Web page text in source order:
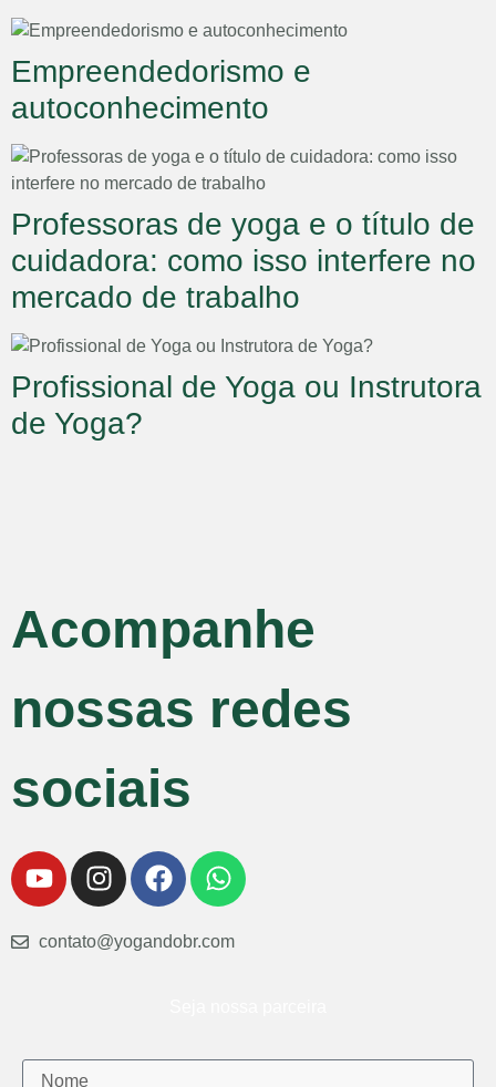
Empreendedorismo e
autoconhecimento
Professoras de yoga e o título de
cuidadora: como isso interfere no
mercado de trabalho
Profissional de Yoga ou Instrutora
de Yoga?
Acompanhe
nossas redes
sociais
contato@yogandobr.com